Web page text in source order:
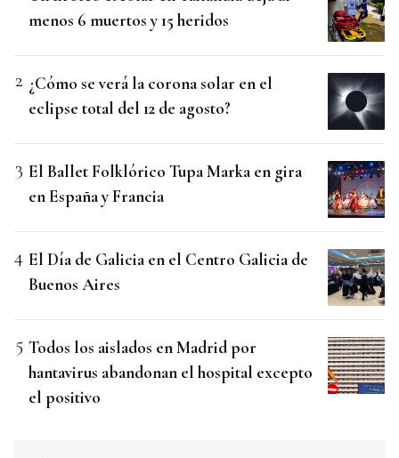
menos 6 muertos y 15 heridos
¿Cómo se verá la corona solar en el
eclipse total del 12 de agosto?
El Ballet Folklórico Tupa Marka en gira
en España y Francia
El Día de Galicia en el Centro Galicia de
Buenos Aires
Todos los aislados en Madrid por
hantavirus abandonan el hospital excepto
el positivo